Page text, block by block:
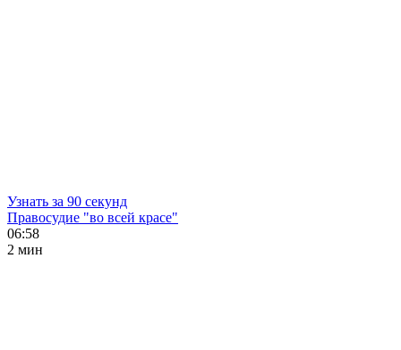
Узнать за 90 секунд
Правосудие "во всей красе"
06:58
2 мин